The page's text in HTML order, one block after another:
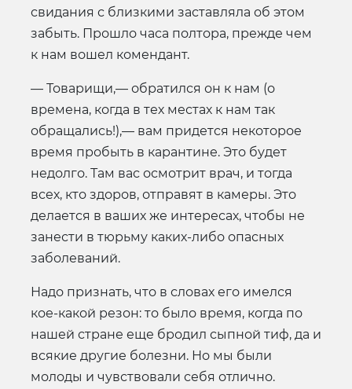
свидания с близкими заставляла об этом
забыть. Прошло часа полтора, прежде чем
к нам вошел комендант.
— Товарищи,— обратился он к нам (о
времена, когда в тех местах к нам так
обращались!),— вам придется некоторое
время пробыть в карантине. Это будет
недолго. Там вас осмотрит врач, и тогда
всех, кто здоров, отправят в камеры. Это
делается в ваших же интересах, чтобы не
занести в тюрьму каких-либо опасных
заболеваний.
Надо признать, что в словах его имелся
кое-какой резон: то было время, когда по
нашей стране еще бродил сыпной тиф, да и
всякие другие болезни. Но мы были
молоды и чувствовали себя отлично.